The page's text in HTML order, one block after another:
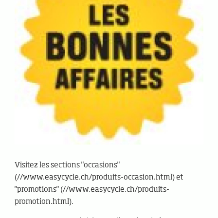
Visitez les sections "occasions"
(//www.easycycle.ch/produits-occasion.html) et
"promotions" (//www.easycycle.ch/produits-
promotion.html).